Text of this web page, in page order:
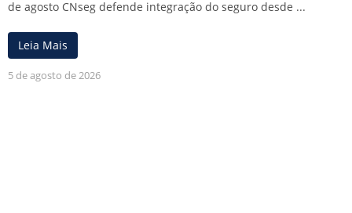
de agosto CNseg defende integração do seguro desde ...
Leia Mais
5 de agosto de 2026